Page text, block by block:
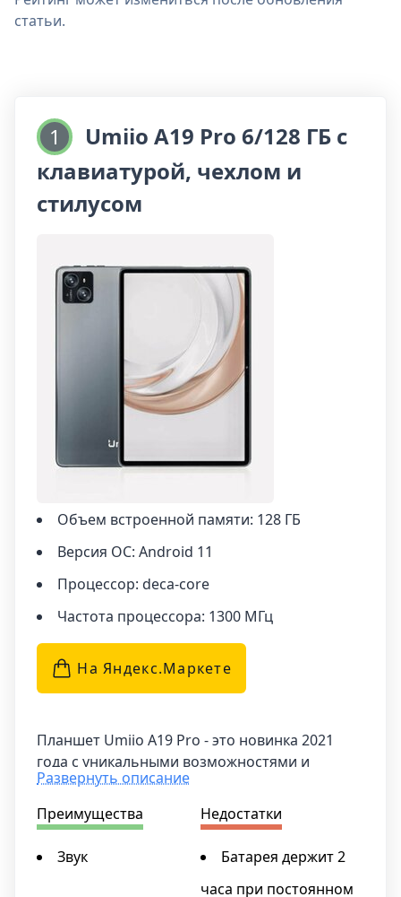
статьи.
1
Umiio A19 Pro 6/128 ГБ с
клавиатурой, чехлом и
стилусом
Объем встроенной памяти: 128 ГБ
Версия ОС: Android 11
Процессор: deca-core
Частота процессора: 1300 МГц
На Яндекс.Маркетe
Планшет Umiio A19 Pro - это новинка 2021
года с уникальными возможностями и
стильным дизайном. Диагональ экрана
составляет от 10.1 до 11 дюймов, что
позволяет наслаждаться яркими и четкими
изображениями. С частотой обновления
экрана в 60 Гц вы не пропустите ни одной
детали на своем планшете.
Развернуть описание
Преимущества
Звук
Недостатки
Батарея держит 2
часа при постоянном